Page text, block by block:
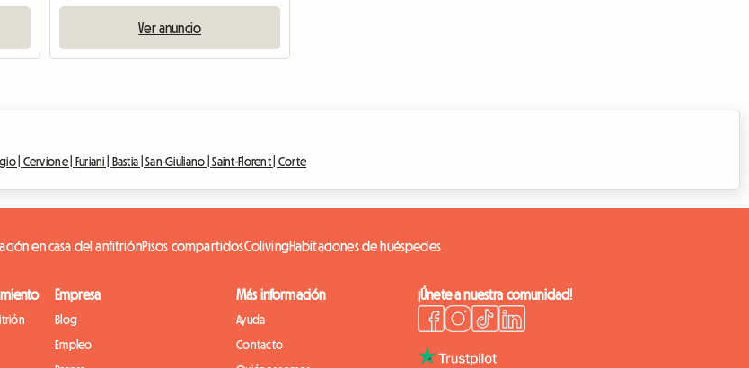
Ver anuncio
| Cervione | Furiani | Bastia |San-Giuliano |Saint-Florent | Corte
en casa del anfitriónPisos compartidosColivingHabitaciones de huéspedes
Empresa
Blog
Empleo
Más información
Ayuda
Contacto
¡Únete a nuestra comunidad!